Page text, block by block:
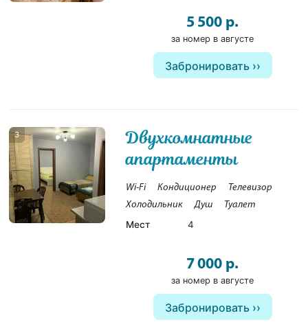
5 500 р.
за номер в августе
Забронировать
3
Двухкомнатные
апартаменты
Wi-Fi Кондиционер
Телевизор
Холодильник
Душ Туалет
Мест 4
7 000 р.
за номер в августе
Забронировать